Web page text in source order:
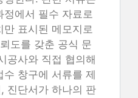
에서 필수 자료로
만 표시된 메모지로
도를 갖춘 공식 문
공사와 직접 협의해
창구에 서류를 제
진단서가 하나의 판